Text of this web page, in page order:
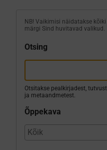
NB! Vaikimisi näidatakse
märgi Sind huvitavad valikud.
Otsing
Otsitakse pealkirjadest,
ja metaandmetest.
Õppekava